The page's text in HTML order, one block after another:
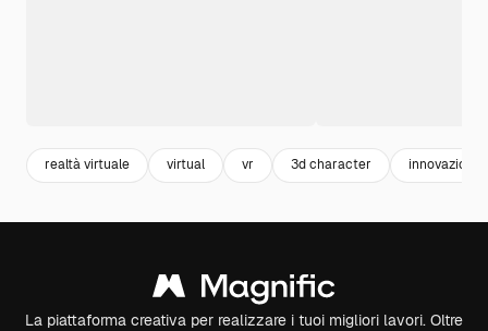
realtà virtuale virtual vr 3d character innovazione
La piattaforma creativa per realizzare i tuoi migliori lavori. Oltre